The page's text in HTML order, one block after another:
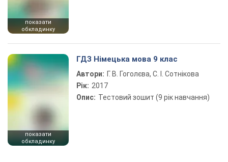
показати
обкладинку
показати
обкладинку
ГДЗ Німецька мова 9 клас
Автори: Г. В. Гоголєва, С. І. Сотнікова
Рік: 2017
Опис: Тестовий зошит (9 рік навчання)